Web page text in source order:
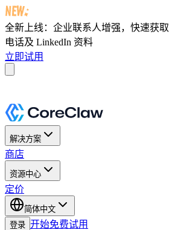
全新上线：企业联系人增强，快速获取
电话及 LinkedIn 资料
立即试用
解决方案
商店
资源中心
定价
简体中文
登录 开始免费试用